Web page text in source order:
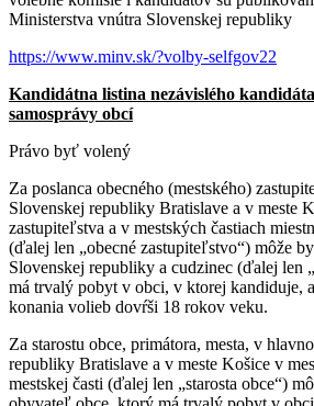
Ministerstva vnútra Slovenskej republiky
https://www.minv.sk/?volby-selfgov22
Kandidátna listina nezávislého
samosprávy obcí
Právo byť volený
Za poslanca obecného (mestského)
Slovenskej republiky Bratislave a v meste
zastupiteľstva a v mestských častiach
(ďalej len „obecné zastupiteľstvo“) môže
Slovenskej republiky a cudzinec (ďalej len
má trvalý pobyt v obci, v ktorej kandiduje,
konania volieb dovŕši 18 rokov veku.
Za starostu obce, primátora, mesta, v
republiky Bratislave a v meste Košice v
mestskej časti (ďalej len „starosta obce“)